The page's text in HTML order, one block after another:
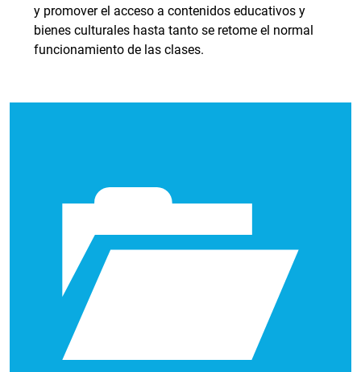
y promover el acceso a contenidos educativos y
bienes culturales hasta tanto se retome el normal
funcionamiento de las clases.